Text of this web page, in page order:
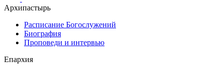
Архипастырь
Расписание Богослужений
Биография
Проповеди и интервью
Епархия